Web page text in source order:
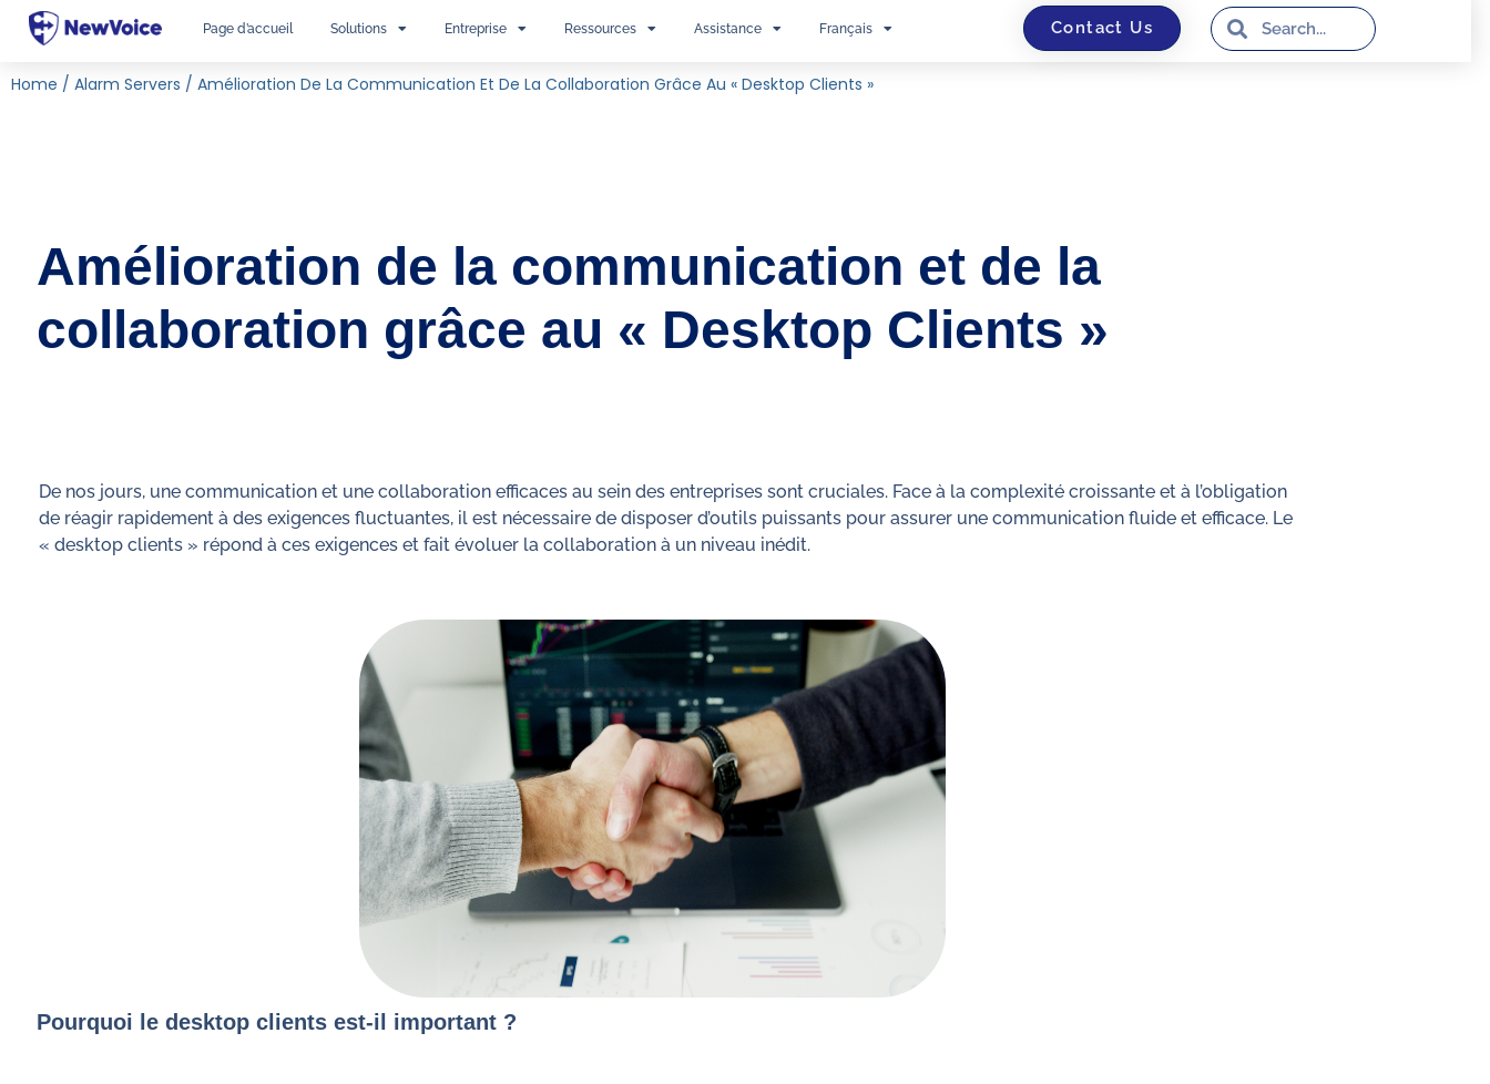
Page d’accueil Solutions Entreprise Ressources Assistance Français Contact Us
Home / Alarm Servers / Amélioration De La Communication Et De La Collaboration Grâce Au « Desktop Clients »
Amélioration de la communication et de la
collaboration grâce au « Desktop Clients »
De nos jours, une communication et une collaboration efficaces au sein des entreprises sont cruciales. Face à la complexité croissante et à l’obligation
de réagir rapidement à des exigences fluctuantes, il est nécessaire de disposer d’outils puissants pour assurer une communication fluide et efficace. Le
« desktop clients » répond à ces exigences et fait évoluer la collaboration à un niveau inédit.
Pourquoi le desktop clients est-il important ?